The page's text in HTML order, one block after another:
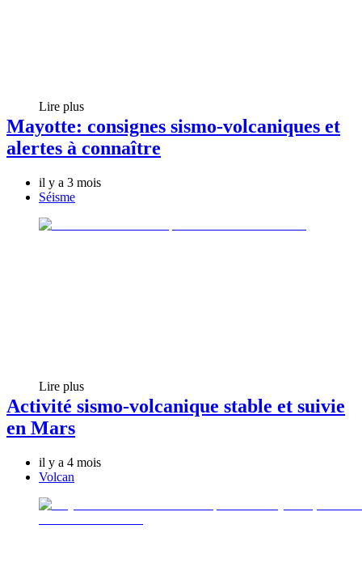
Lire plus
Mayotte: consignes sismo-volcaniques et
alertes à connaître
il y a 3 mois
Séisme
Lire plus
Activité sismo-volcanique stable et suivie
en Mars
il y a 4 mois
Volcan